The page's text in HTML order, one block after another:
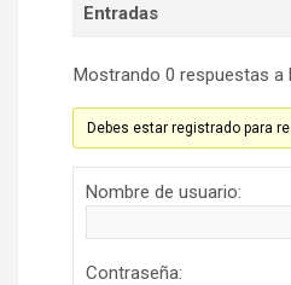
Entradas
Mostrando 0 respuestas a
Debes estar registrado para
Nombre de usuario:
Contraseña: